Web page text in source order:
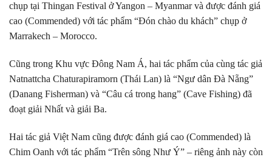
chụp tại Thingan Festival ở Yangon – Myanmar và được đánh giá
cao (Commended) với tác phẩm “Đón chào du khách” chụp ở
Marrakech – Morocco.
Cũng trong Khu vực Đông Nam Á, hai tác phẩm của cùng tác giả
Natnattcha Chaturapiramorn (Thái Lan) là “Ngư dân Đà Nẵng”
(Danang Fisherman) và “Câu cá trong hang” (Cave Fishing) đã
đoạt giải Nhất và giải Ba.
Hai tác giả Việt Nam cũng được đánh giá cao (Commended) là
Chim Oanh với tác phẩm “Trên sông Như Ý” – riêng ảnh này còn